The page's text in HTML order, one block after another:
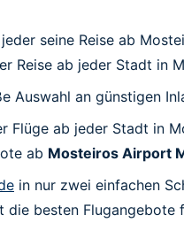
seine Reise ab
Reise ab jeder Stadt in
Auswahl an günstigen
Flüge ab jeder Stadt in
ab Mosteiros Airport
in nur zwei einfachen
besten